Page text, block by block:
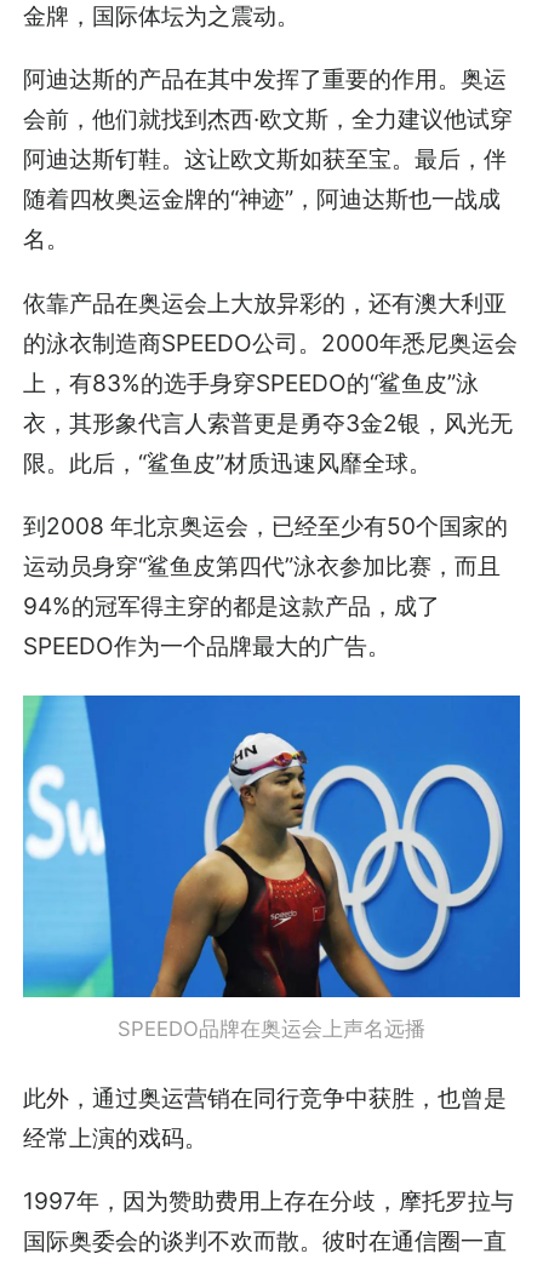
金牌，国际体坛为之震动。
阿迪达斯的产品在其中发挥了重要的作用。奥运
会前，他们就找到杰西·欧文斯，全力建议他试穿
阿迪达斯钉鞋。这让欧文斯如获至宝。最后，伴
随着四枚奥运金牌的“神迹”，阿迪达斯也一战成
名。
依靠产品在奥运会上大放异彩的，还有澳大利亚
的泳衣制造商SPEEDO公司。2000年悉尼奥运会
上，有83%的选手身穿SPEEDO的“鲨鱼皮”泳
衣，其形象代言人索普更是勇夺3金2银，风光无
限。此后，“鲨鱼皮”材质迅速风靡全球。
到2008 年北京奥运会，已经至少有50个国家的
运动员身穿“鲨鱼皮第四代”泳衣参加比赛，而且
94%的冠军得主穿的都是这款产品，成了
SPEEDO作为一个品牌最大的广告。
SPEEDO品牌在奥运会上声名远播
此外，通过奥运营销在同行竞争中获胜，也曾是
经常上演的戏码。
1997年，因为赞助费用上存在分歧，摩托罗拉与
国际奥委会的谈判不欢而散。彼时在通信圈一直